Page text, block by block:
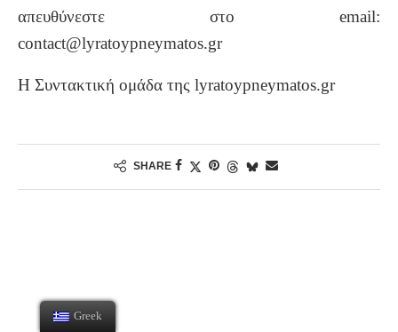
απευθύνεστε στο email:
contact@lyratoypneymatos.gr
Η Συντακτική ομάδα της lyratoypneymatos.gr
SHARE
Greek